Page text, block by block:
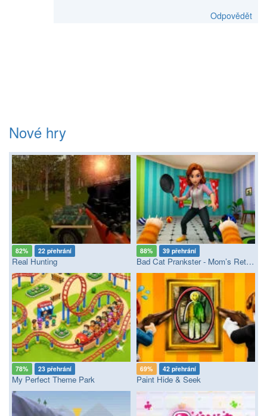
Odpovědět
Nové hry
82% 22 přehrání
Real Hunting
88% 39 přehrání
Bad Cat Prankster - Mom’s Return
78% 23 přehrání
My Perfect Theme Park
69% 42 přehrání
Paint Hide & Seek